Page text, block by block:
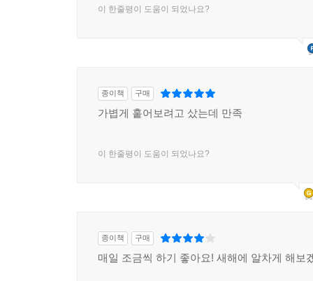
이 한줄평이 도움이 되었나요?
종이책 구매
가볍게 훝어보려고 샀는데 만족
이 한줄평이 도움이 되었나요?
종이책 구매
매일 조금씩 하기 좋아요! 새해에 알차게 해보